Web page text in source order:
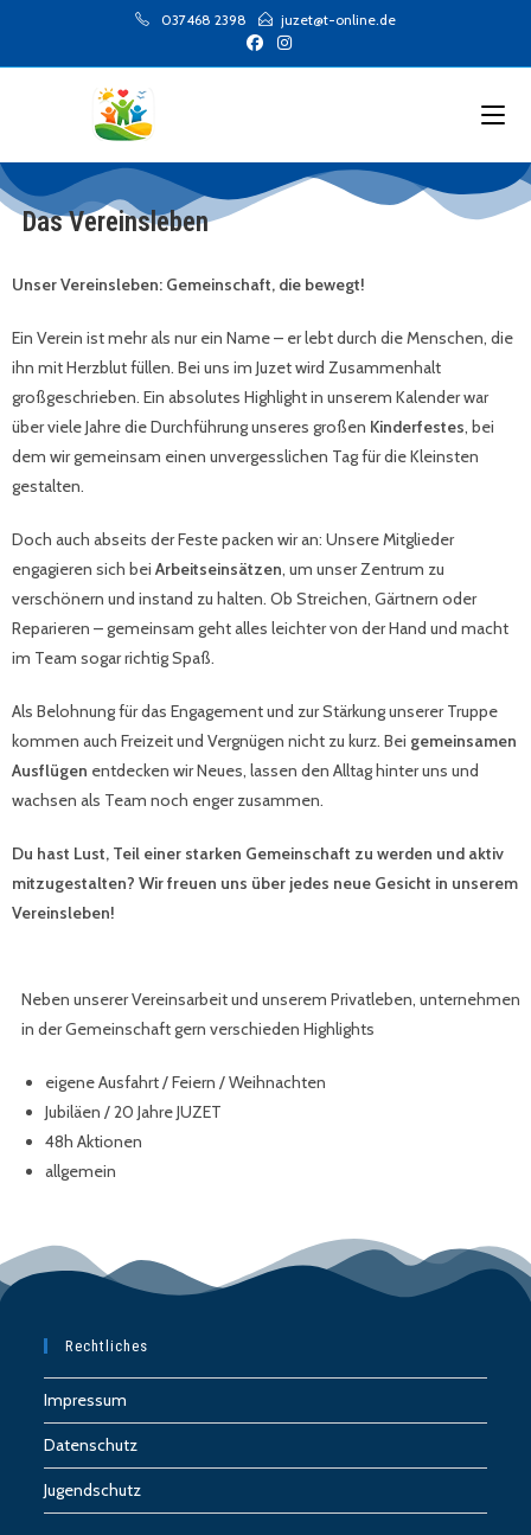
037468 2398 juzet@t-online.de
Das Vereinsleben
Unser Vereinsleben: Gemeinschaft, die bewegt!
Ein Verein ist mehr als nur ein Name – er lebt durch die Menschen, die
ihn mit Herzblut füllen. Bei uns im Juzet wird Zusammenhalt
großgeschrieben. Ein absolutes Highlight in unserem Kalender war
über viele Jahre die Durchführung unseres großen Kinderfestes, bei
dem wir gemeinsam einen unvergesslichen Tag für die Kleinsten
gestalten.
Doch auch abseits der Feste packen wir an: Unsere Mitglieder
engagieren sich bei Arbeitseinsätzen, um unser Zentrum zu
verschönern und instand zu halten. Ob Streichen, Gärtnern oder
Reparieren – gemeinsam geht alles leichter von der Hand und macht
im Team sogar richtig Spaß.
Als Belohnung für das Engagement und zur Stärkung unserer Truppe
kommen auch Freizeit und Vergnügen nicht zu kurz. Bei gemeinsamen
Ausflügen entdecken wir Neues, lassen den Alltag hinter uns und
wachsen als Team noch enger zusammen.
Du hast Lust, Teil einer starken Gemeinschaft zu werden und aktiv
mitzugestalten? Wir freuen uns über jedes neue Gesicht in unserem
Vereinsleben!
Neben unserer Vereinsarbeit und unserem Privatleben, unternehmen
in der Gemeinschaft gern verschieden Highlights
eigene Ausfahrt / Feiern / Weihnachten
Jubiläen / 20 Jahre JUZET
48h Aktionen
allgemein
Rechtliches
Impressum
Datenschutz
Jugendschutz